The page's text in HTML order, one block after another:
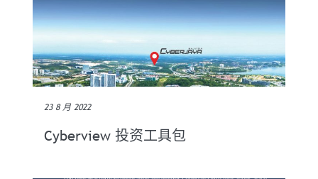
23 8 月 2022
Cyberview 投资工具包